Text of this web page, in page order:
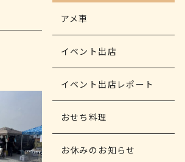
アメ車
イベント出店
イベント出店レポート
おせち料理
お休みのお知らせ